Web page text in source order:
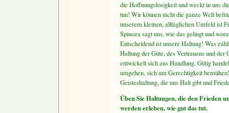
die Hoffnungslosigkeit und weckt in uns
tun! Wir können nicht die ganze Welt
unserem kleinen, alltäglichen Umfeld ist
Spinoza sagt uns, wie das gelingt und
Entscheidend ist unsere Haltung! Was
Haltung der Güte, des Vertrauens und der
entwickelt sich aus Handlung. Gütig
umgehen, sich um Gerechtigkeit
Geisteshaltung, die uns Halt gibt und
Üben Sie Haltungen, die den Frieden
werden erleben, wie gut das tut.